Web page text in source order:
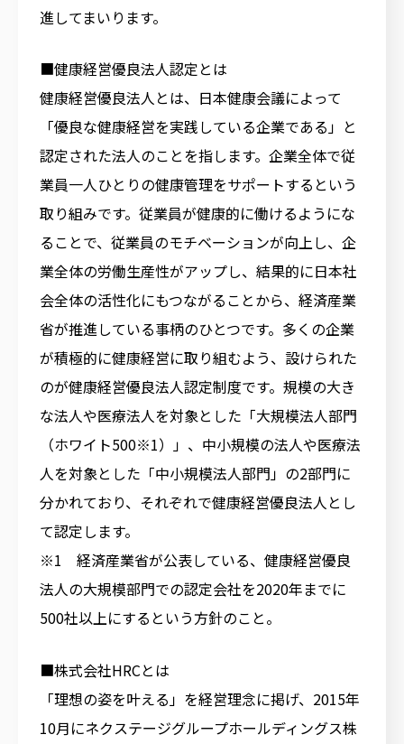
進してまいります。
■健康経営優良法人認定とは
健康経営優良法人とは、日本健康会議によって
「優良な健康経営を実践している企業である」と
認定された法人のことを指します。企業全体で従
業員一人ひとりの健康管理をサポートするという
取り組みです。従業員が健康的に働けるようにな
ることで、従業員のモチベーションが向上し、企
業全体の労働生産性がアップし、結果的に日本社
会全体の活性化にもつながることから、経済産業
省が推進している事柄のひとつです。多くの企業
が積極的に健康経営に取り組むよう、設けられた
のが健康経営優良法人認定制度です。規模の大き
な法人や医療法人を対象とした「大規模法人部門
（ホワイト500※1）」、中小規模の法人や医療法
人を対象とした「中小規模法人部門」の2部門に
分かれており、それぞれで健康経営優良法人とし
て認定します。
※1 経済産業省が公表している、健康経営優良
法人の大規模部門での認定会社を2020年までに
500社以上にするという方針のこと。
■​​株式会社HRCとは
「理想の姿を叶える」を経営理念に掲げ、2015年
10月にネクステージグループホールディングス株